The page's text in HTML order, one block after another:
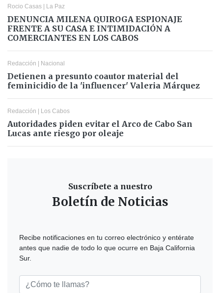
Rocio Casas | La Paz
DENUNCIA MILENA QUIROGA ESPIONAJE
FRENTE A SU CASA E INTIMIDACIÓN A
COMERCIANTES EN LOS CABOS
Redacción | Nacional
Detienen a presunto coautor material del
feminicidio de la 'influencer' Valeria Márquez
Redacción | Los Cabos
Autoridades piden evitar el Arco de Cabo San
Lucas ante riesgo por oleaje
Suscríbete a nuestro
Boletín de Noticias
Recibe notificaciones en tu correo electrónico y entérate
antes que nadie de todo lo que ocurre en Baja California
Sur.